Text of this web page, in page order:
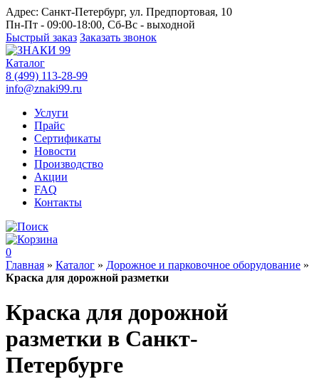
Адрес: Санкт-Петербург, ул. Предпортовая, 10
Пн-Пт - 09:00-18:00, Сб-Вс - выходной
Быстрый заказ Заказать звонок
Каталог
8 (499) 113-28-99
info@znaki99.ru
Услуги
Прайс
Сертификаты
Новости
Производство
Акции
FAQ
Контакты
0
Главная » Каталог » Дорожное и парковочное оборудование »
Краска для дорожной разметки
Краска для дорожной
разметки в Санкт-
Петербурге